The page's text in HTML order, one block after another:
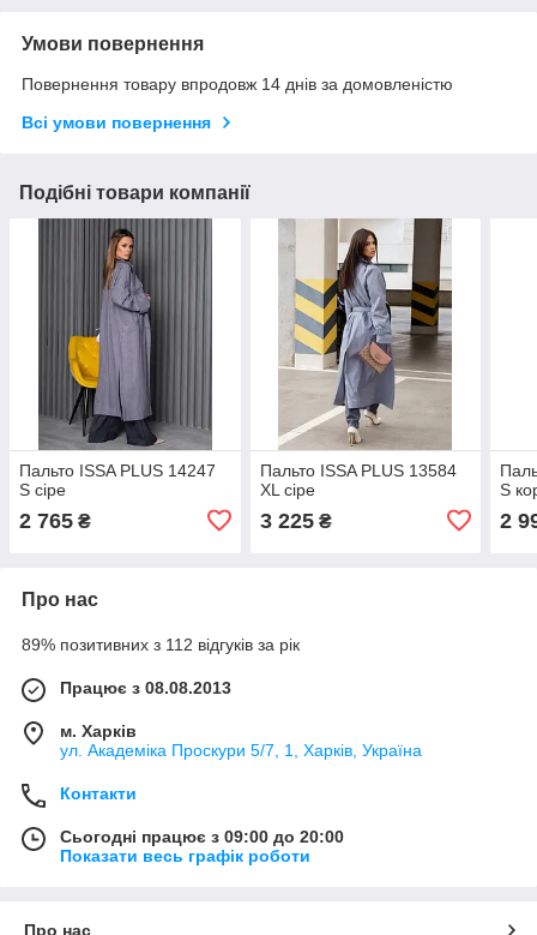
Умови повернення
Повернення товару впродовж 14 днів за домовленістю
Всі умови повернення
Подібні товари компанії
Пальто ISSA PLUS 14247
S сіре
2 765 ₴
Пальто ISSA PLUS 13584
XL сіре
3 225₴
S
2
Про нас
89% позитивних з 112 відгуків за рік
Працює з 08.08.2013
м. Харків
ул. Академіка Проскури 5/7, 1, Харків, Україна
Контакти
Сьогодні працює з 09:00 до 20:00
Показати весь графік роботи
Про нас